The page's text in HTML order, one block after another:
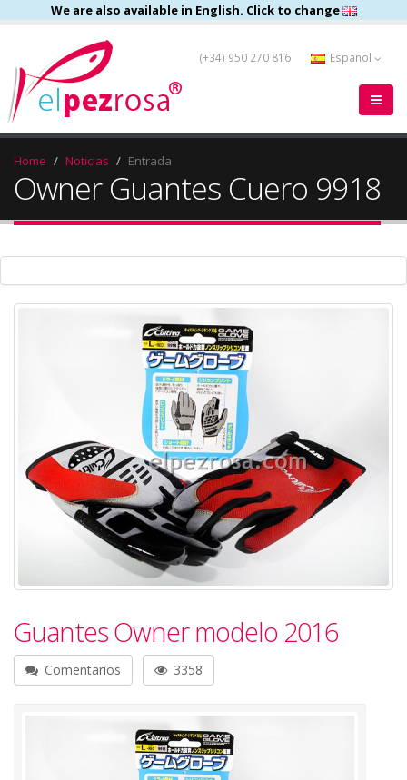
We are also available in English. Click to change
(+34) 950 270 816 Español
Home Noticias Entrada
Owner Guantes Cuero 9918
Guantes Owner modelo 2016
Comentarios 3358